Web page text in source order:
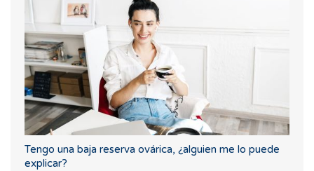
Tengo una baja reserva ovárica, ¿alguien me lo puede
explicar?